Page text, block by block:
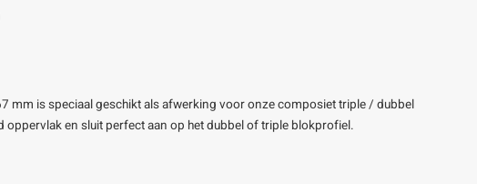
en lak - voor binnen
Alle poten & onderstellen
mm is speciaal geschikt als afwerking voor onze composiet triple / dubbel
en sluit perfect aan op het dubbel of triple blokprofiel.